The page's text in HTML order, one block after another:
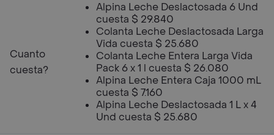
Cuanto
cuesta?
Alpina Leche Deslactosada 6 Und
cuesta $ 29.840
Colanta Leche Deslactosada Larga
Vida cuesta $ 25.680
Colanta Leche Entera Larga Vida
Pack 6 x 1 l cuesta $ 26.080
Alpina Leche Entera Caja 1000 mL
cuesta $ 7.160
Alpina Leche Deslactosada 1 L x 4
Und cuesta $ 25.680